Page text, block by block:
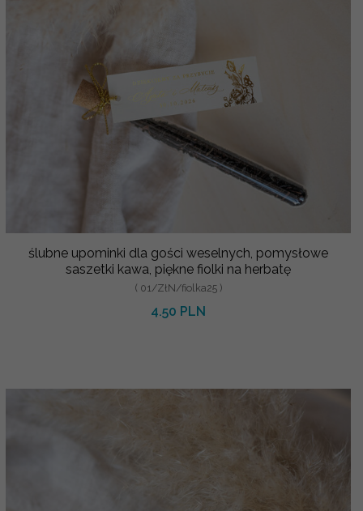
ślubne upominki dla gości weselnych, pomysłowe
saszetki kawa, piękne fiolki na herbatę
( 01/ZłN/fiolka25 )
4.50 PLN